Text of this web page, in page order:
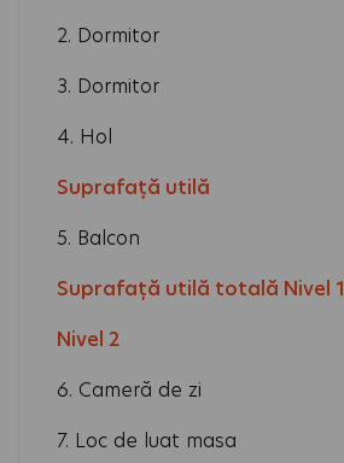
2. Dormitor
3. Dormitor
4. Hol
Suprafață utilă
5. Balcon
Suprafață utilă totală Nivel 1
Nivel 2
6. Cameră de zi
7. Loc de luat masa